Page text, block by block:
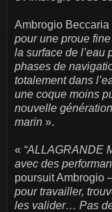
Ambrogio Beccaria
pour une proue
la surface de l’eau
phases de
totalement dans
une coque moins
nouvelle
marin ».
« “ALLAGRANDE
avec des
poursuit Ambrogio
pour travailler,
les valider… Pas